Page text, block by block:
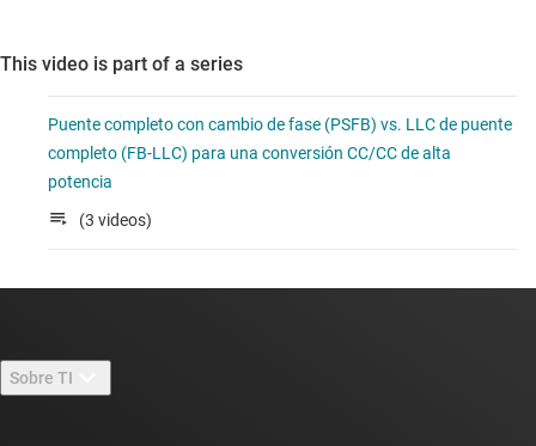
This video is part of a series
Puente completo con cambio de fase (PSFB) vs. LLC de puente
completo (FB-LLC) para una conversión CC/CC de alta
potencia
(3 videos)
Sobre TI